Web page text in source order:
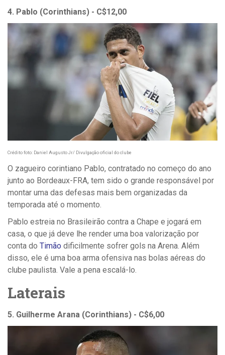
4. Pablo (Corinthians) - C$12,00
Crédito foto: Daniel Augusto Jr/ Divulgação oficial do clube
O zagueiro corintiano Pablo, contratado no começo do ano
junto ao Bordeaux-FRA, tem sido o grande responsável por
montar uma das defesas mais bem organizadas da
temporada até o momento.
Pablo estreia no Brasileirão contra a Chape e jogará em
casa, o que já deve lhe render uma boa valorização por
conta do Timão dificilmente sofrer gols na Arena. Além
disso, ele é uma boa arma ofensiva nas bolas aéreas do
clube paulista. Vale a pena escalá-lo.
Laterais
5. Guilherme Arana (Corinthians) - C$6,00